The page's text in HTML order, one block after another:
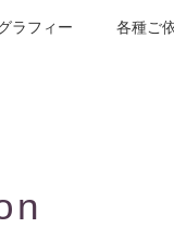
ラフィー 各種ご